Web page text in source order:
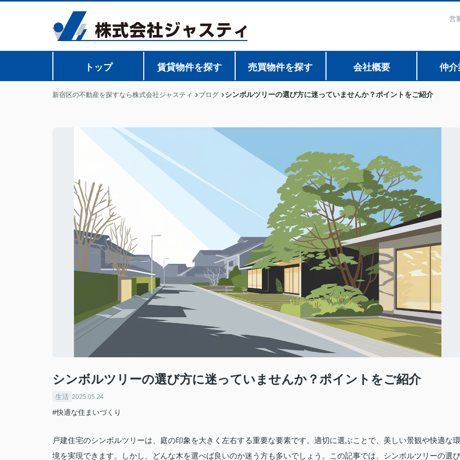
営
トップ 賃貸物件を探す 売買物件を探す 会社概要 仲介
新宿区の不動産を探すなら株式会社ジャスティ ブログ シンボルツリーの選び方に迷っていませんか？ポイントをご紹介
シンボルツリーの選び方に迷っていませんか？ポイントをご紹介
生活 2025.05.24
#快適な住まいづくり
戸建住宅のシンボルツリーは、庭の印象を大きく左右する重要な要素です。適切に選ぶことで、美しい景観や快適な環
境を実現できます。しかし、どんな木を選べば良いのか迷う方も多いでしょう。この記事では、シンボルツリーの選び